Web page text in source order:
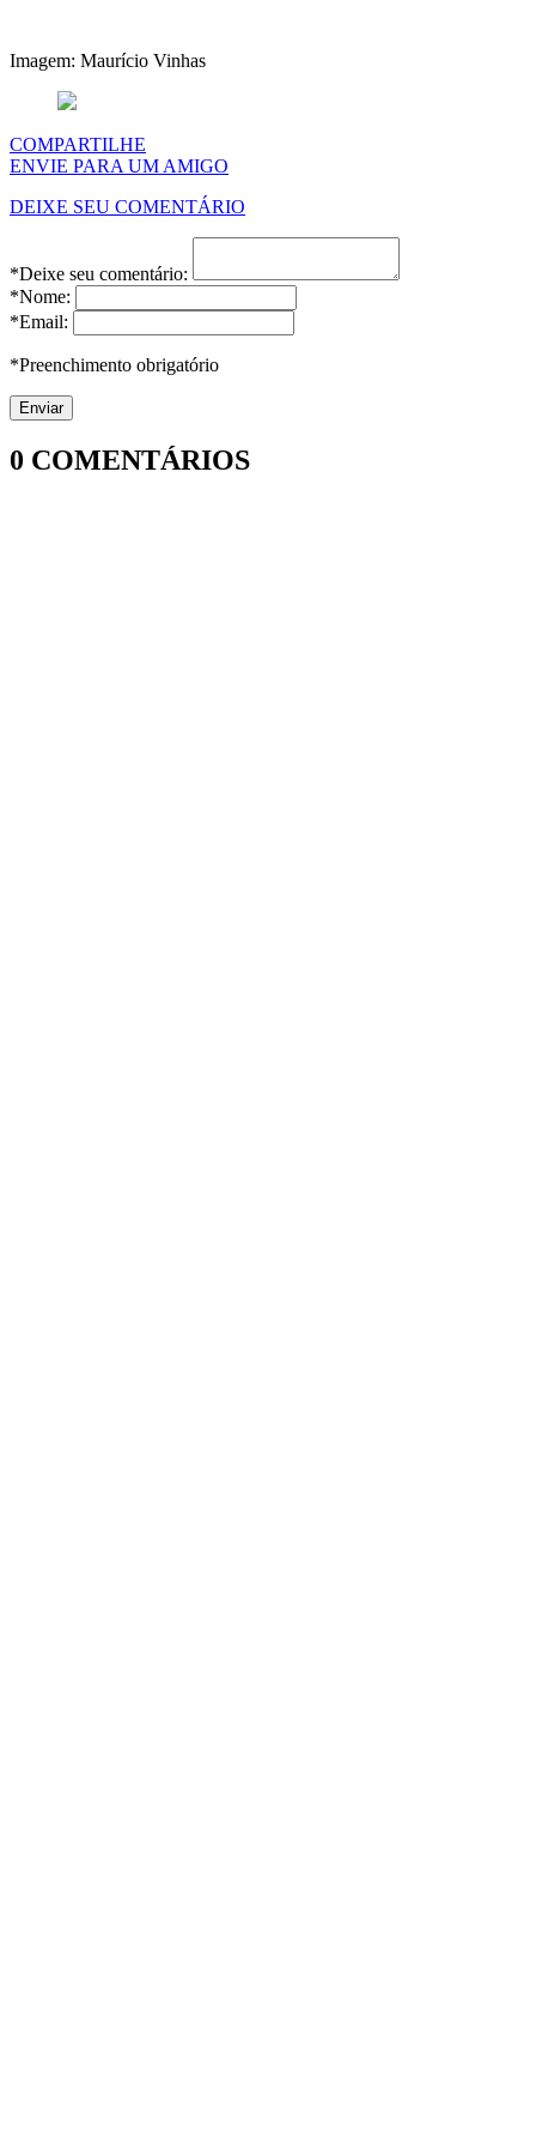
Imagem: Maurício Vinhas
COMPARTILHE
ENVIE PARA UM AMIGO
DEIXE SEU COMENTÁRIO
*Deixe seu comentário:
*Nome:
*Email:
*Preenchimento obrigatório
0 COMENTÁRIOS